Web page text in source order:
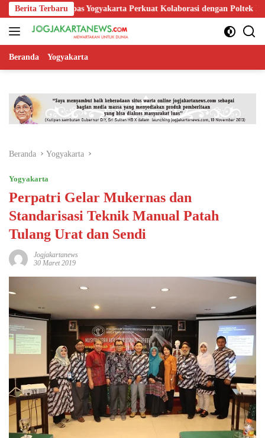
Langsung
ke
konten
Berita Terbaru
Bapas Yogyakarta Perkuat Kolaborasi dengan Poltek Imipas,
Beranda Yogyakarta
Beranda Yogyakarta
Yogyakarta
Perpatri Gelar Mukernas dan
Standarisasi Teknik Manual Patah
Tulang Urat dan Sendi
Jogjakartanews
30 Maret 2019